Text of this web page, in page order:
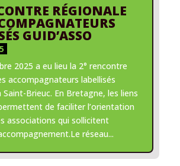
RÉGIONALE
GUID’ASSO
2025 a eu lieu la 2° rencontre
accompagnateurs labellisés
Saint-Brieuc. En Bretagne, les liens
de faciliter l’orientation
associations qui sollicitent
réseau...